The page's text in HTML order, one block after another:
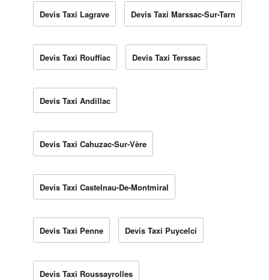
Devis Taxi Lagrave Devis Taxi Marssac-Sur-Tarn
Devis Taxi Rouffiac Devis Taxi Terssac
Devis Taxi Andillac
Devis Taxi Cahuzac-Sur-Vère
Devis Taxi Castelnau-De-Montmiral
Devis Taxi Penne Devis Taxi Puycelci
Devis Taxi Roussayrolles